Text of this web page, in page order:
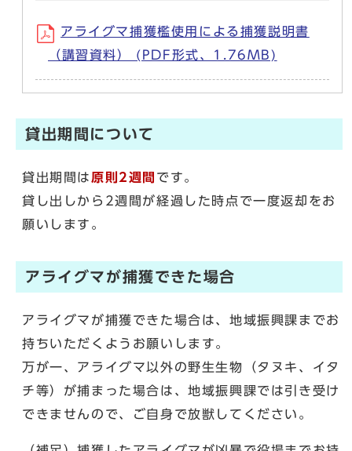
アライグマ捕獲檻使用による捕獲説明書
（講習資料） (PDF形式、1.76MB)
貸出期間について
貸出期間は 原則2週間 です。
貸し出しから2週間が経過した時点で一度返却をお
願いします。
アライグマが捕獲できた場合
アライグマが捕獲できた場合は、地域振興課までお
持ちいただくようお願いします。
万が一、アライグマ以外の野生生物（タヌキ、イタ
チ等）が捕まった場合は、地域振興課では引き受け
できませんので、ご自身で放獣してください。